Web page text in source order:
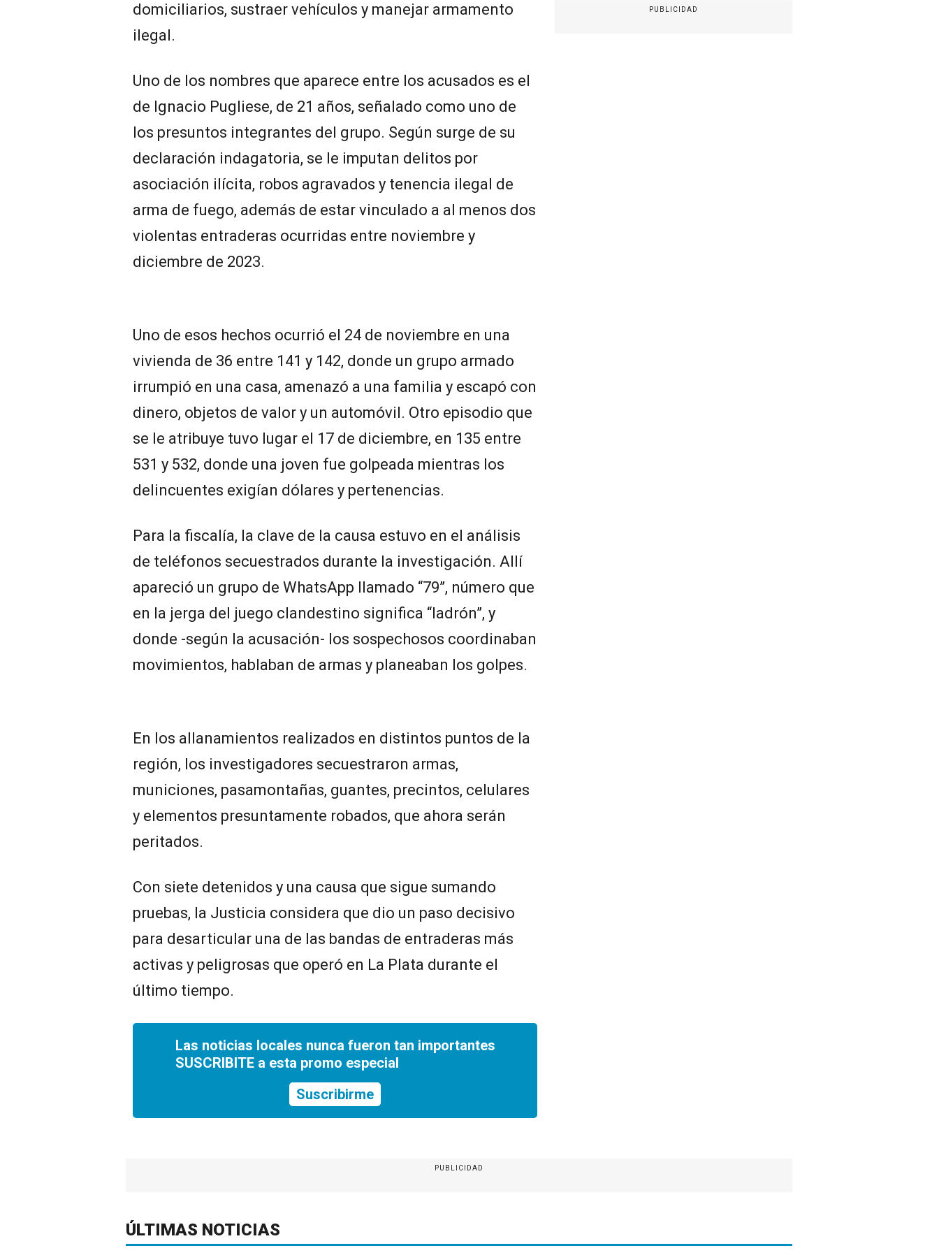
domiciliarios, sustraer vehículos y manejar armamento
ilegal.
Uno de los nombres que aparece entre los acusados es el
de Ignacio Pugliese, de 21 años, señalado como uno de
los presuntos integrantes del grupo. Según surge de su
declaración indagatoria, se le imputan delitos por
asociación ilícita, robos agravados y tenencia ilegal de
arma de fuego, además de estar vinculado a al menos dos
violentas entraderas ocurridas entre noviembre y
diciembre de 2023.
Uno de esos hechos ocurrió el 24 de noviembre en una
vivienda de 36 entre 141 y 142, donde un grupo armado
irrumpió en una casa, amenazó a una familia y escapó con
dinero, objetos de valor y un automóvil. Otro episodio que
se le atribuye tuvo lugar el 17 de diciembre, en 135 entre
531 y 532, donde una joven fue golpeada mientras los
delincuentes exigían dólares y pertenencias.
Para la fiscalía, la clave de la causa estuvo en el análisis
de teléfonos secuestrados durante la investigación. Allí
apareció un grupo de WhatsApp llamado “79”, número que
en la jerga del juego clandestino significa “ladrón”, y
donde -según la acusación- los sospechosos coordinaban
movimientos, hablaban de armas y planeaban los golpes.
En los allanamientos realizados en distintos puntos de la
región, los investigadores secuestraron armas,
municiones, pasamontañas, guantes, precintos, celulares
y elementos presuntamente robados, que ahora serán
peritados.
Con siete detenidos y una causa que sigue sumando
pruebas, la Justicia considera que dio un paso decisivo
para desarticular una de las bandas de entraderas más
activas y peligrosas que operó en La Plata durante el
último tiempo.
Las noticias locales nunca fueron tan importantes
SUSCRIBITE a esta promo especial
Suscribirme
PUBLICIDAD
PUBLICIDAD
ÚLTIMAS NOTICIAS